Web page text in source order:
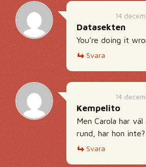
14
Datasekten
You’re doing it
Svara
14
Kempelito
Men Carola har
rund, har hon inte?
Svara